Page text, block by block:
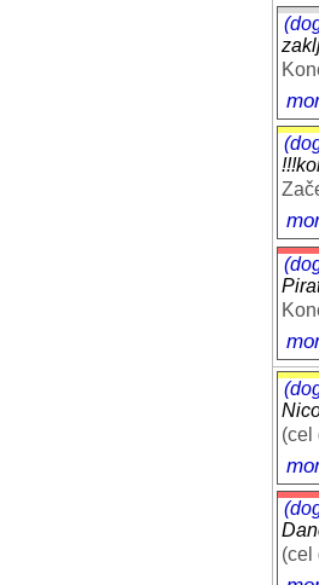
(cel
(cel